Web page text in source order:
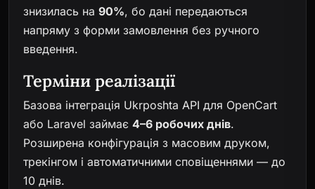
знизилась на 90%, бо дані передаються
напряму з форми замовлення без ручного
введення.
Терміни реалізації
Базова інтеграція Ukrposhta API для OpenCart
або Laravel займає 4–6 робочих днів.
Розширена конфігурація з масовим друком,
трекінгом і автоматичними сповіщеннями — до
10 днів.